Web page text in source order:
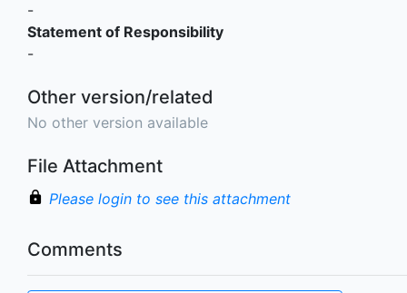
-
Statement of Responsibility
-
Other version/related
No other version available
File Attachment
Please login to see this attachment
Comments